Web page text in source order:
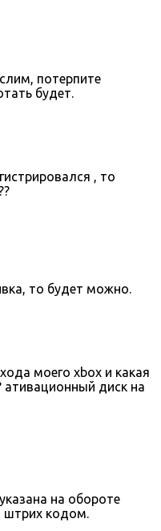
потерпите
будет.
, то
то будет можно.
моего xbox и какая
ативационный диск на
на обороте
штрих кодом.